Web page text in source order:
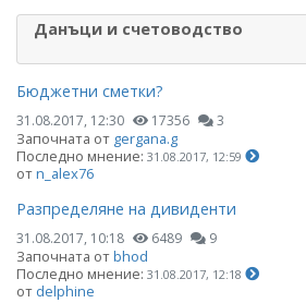
Данъци и счетоводство
Бюджетни сметки?
31.08.2017, 12:30 17356 3
Започната от gergana.g
Последно мнение: 31.08.2017, 12:59
отn_alex76
Разпределяне на дивиденти
31.08.2017, 10:18 6489 9
Започната отbhod
Последно мнение: 31.08.2017, 12:18
от delphine